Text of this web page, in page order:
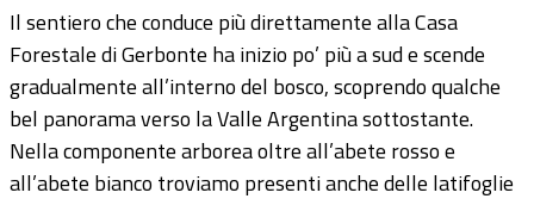
Il sentiero che conduce più direttamente alla Casa
Forestale di Gerbonte ha inizio po’ più a sud e scende
gradualmente all’interno del bosco, scoprendo qualche
bel panorama verso la Valle Argentina sottostante.
Nella componente arborea oltre all’abete rosso e
all’abete bianco troviamo presenti anche delle latifoglie